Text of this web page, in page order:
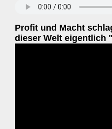
Profit und Macht
dieser Welt eigentlich